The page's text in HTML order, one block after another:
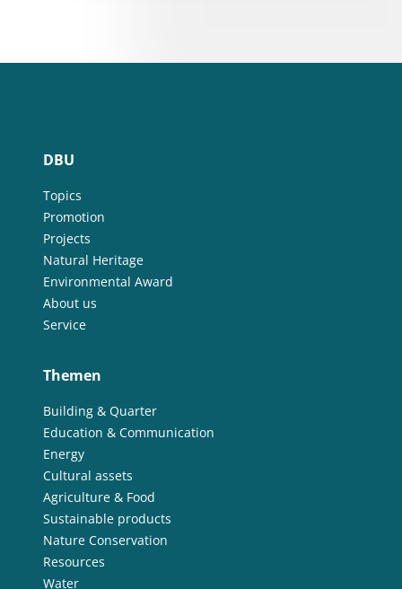
DBU
Topics
Promotion
Projects
Natural Heritage
Environmental Award
About us
Service
Themen
Building & Quarter
Education & Communication
Energy
Cultural assets
Agriculture & Food
Sustainable products
Nature Conservation
Resources
Water